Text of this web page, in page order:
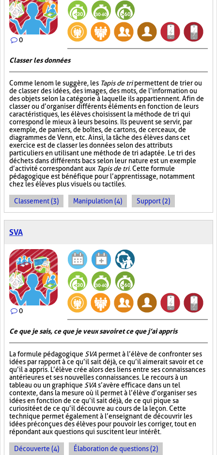
0
Classer les données
Comme le nom le suggère, les Tapis de tripermettent de trier ou
de classer des idées, des images, des mots, de l’information ou
des objets selon la catégorie à laquelle ils appartiennent. Afin de
classer ou d’organiser différents éléments en fonction de leurs
caractéristiques, les élèves choisissent la méthode de tri qui
correspond le mieux à leurs besoins. Ils peuvent se servir, par
exemple, de paniers, de boîtes, de cartons, de cerceaux, de
diagrammes de Venn, etc. Ainsi, la tâche des élèves dans cet
exercice est de classer les données selon des attributs
particuliers en utilisant une méthode de tri adaptée. Le tri des
déchets dans différents bacs selon leur nature est un exemple
d’activité correspondant aux Tapis de tri. Cette formule
pédagogique est bénéfique pour l’apprentissage, notamment
chez les élèves plus visuels ou tactiles.
Classement (3) Manipulation (4) Support (2)
SVA
0
Ce que je sais, ce que je veux savoir et ce que j’ai appris
La formule pédagogique SVA permet à l’élève de confronter ses
idées par rapport à ce qu’il sait déjà, ce qu’il aimerait savoir et ce
qu’il a appris. L’élève crée alors des liens entre ses connaissances
antérieures et ses nouvelles connaissances. Le recours à un
tableau ou un graphique SVA s’avère efficace dans un tel
contexte, dans la mesure où il permet à l’élève d’organiser ses
idées en fonction de ce qu’il sait déjà, de ce qui pique sa
curiosité et de ce qu’il découvre au cours de la leçon. Cette
technique permet également à l’enseignant de découvrir les
idées préconçues des élèves pour pouvoir les corriger, tout en
répondant aux questions qui suscitent leur intérêt.
Découverte (4) Élaboration de questions (2)